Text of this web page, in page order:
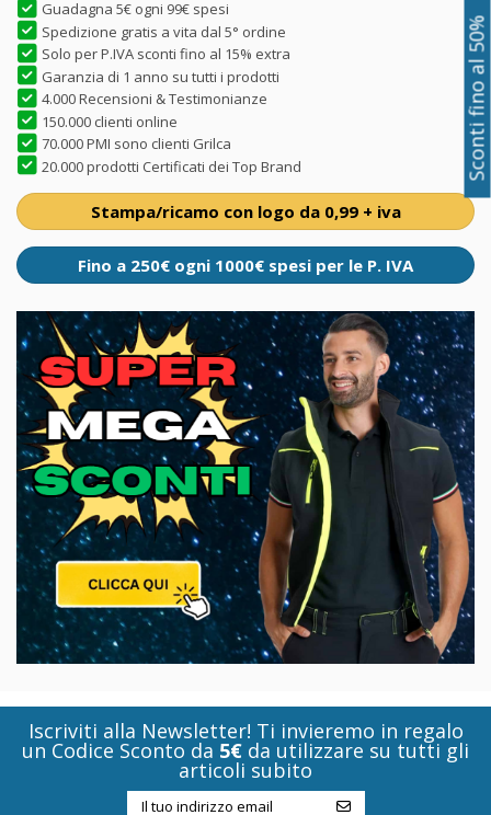
Guadagna 5€ ogni 99€ spesi
Spedizione gratis a vita dal 5° ordine
Solo per P.IVA sconti fino al 15% extra
Garanzia di 1 anno su tutti i prodotti
4.000 Recensioni & Testimonianze
150.000 clienti online
70.000 PMI sono clienti Grilca
20.000 prodotti Certificati dei Top Brand
Stampa/ricamo con logo da 0,99 + iva
Fino a 250€ ogni 1000€ spesi per le P. IVA
Iscriviti alla Newsletter! Ti invieremo in regalo
un Codice Sconto da 5€ da utilizzare su tutti gli
articoli subito
Sconti fino al 50%